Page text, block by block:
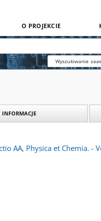
O PROJEKCIE
Wyszukiwanie
INFORMACJE
AA, Physica et Chemia. -